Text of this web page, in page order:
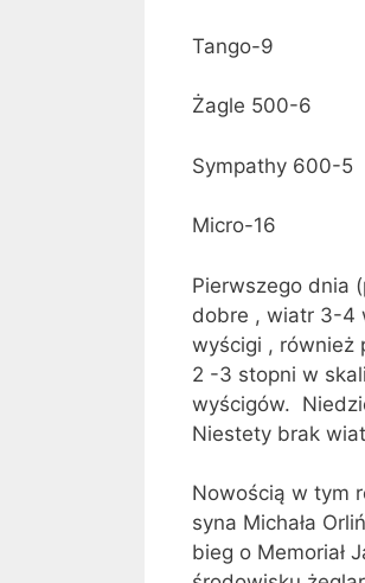
Tango-9
Żagle 500-6
Sympathy 600-5
Micro-16
Pierwszego dnia
dobre , wiatr 3-4
wyścigi , również
2 -3 stopni w
wyścigów.
Niestety brak
Nowością w tym
syna Michała
bieg o Memoriał